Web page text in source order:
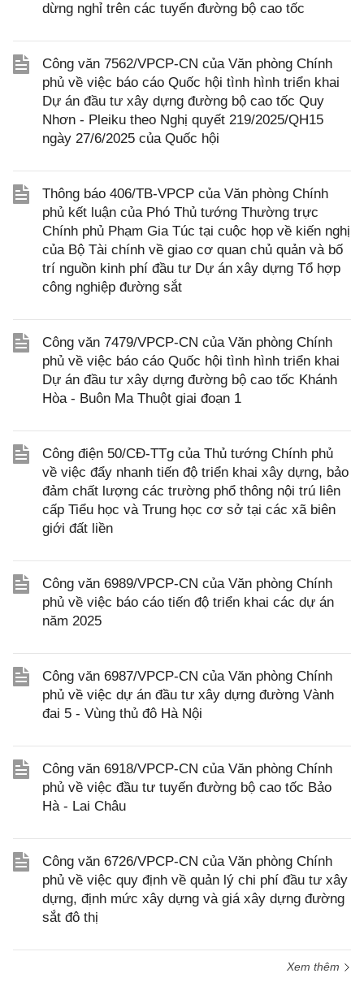
dừng nghỉ trên các tuyến đường bộ cao tốc
Công văn 7562/VPCP-CN của Văn phòng Chính
phủ về việc báo cáo Quốc hội tình hình triển khai
Dự án đầu tư xây dựng đường bộ cao tốc Quy
Nhơn - Pleiku theo Nghị quyết 219/2025/QH15
ngày 27/6/2025 của Quốc hội
Thông báo 406/TB-VPCP của Văn phòng Chính
phủ kết luận của Phó Thủ tướng Thường trực
Chính phủ Phạm Gia Túc tại cuộc họp về kiến nghị
của Bộ Tài chính về giao cơ quan chủ quản và bố
trí nguồn kinh phí đầu tư Dự án xây dựng Tổ hợp
công nghiệp đường sắt
Công văn 7479/VPCP-CN của Văn phòng Chính
phủ về việc báo cáo Quốc hội tình hình triển khai
Dự án đầu tư xây dựng đường bộ cao tốc Khánh
Hòa - Buôn Ma Thuột giai đoạn 1
Công điện 50/CĐ-TTg của Thủ tướng Chính phủ
về việc đẩy nhanh tiến độ triển khai xây dựng, bảo
đảm chất lượng các trường phổ thông nội trú liên
cấp Tiểu học và Trung học cơ sở tại các xã biên
giới đất liền
Công văn 6989/VPCP-CN của Văn phòng Chính
phủ về việc báo cáo tiến độ triển khai các dự án
năm 2025
Công văn 6987/VPCP-CN của Văn phòng Chính
phủ về việc dự án đầu tư xây dựng đường Vành
đai 5 - Vùng thủ đô Hà Nội
Công văn 6918/VPCP-CN của Văn phòng Chính
phủ về việc đầu tư tuyến đường bộ cao tốc Bảo
Hà - Lai Châu
Công văn 6726/VPCP-CN của Văn phòng Chính
phủ về việc quy định về quản lý chi phí đầu tư xây
dựng, định mức xây dựng và giá xây dựng đường
sắt đô thị
Xem thêm